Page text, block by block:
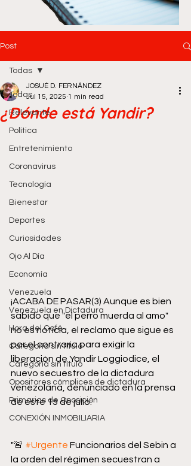
Post
Todas
Relevante
Política
Entretenimiento
Coronavirus
Tecnología
Bienestar
Deportes
Curiosidades
Ojo Al Día
Economía
Venezuela
Venezuela en Dictadura
Hora del Café
Categoría sin título
Categoría sin título
Opositores cómplices de dictadura
Primarias de Oposición
CONEXIÓN INMOBILIARIA
Todas
¿Dónde está Yandir?
JOSUÉ D. FERNÁNDEZ
Jul 15, 2025 1 min read
¡ACABA DE PASAR(3) Aunque es bien
sabido que "el perro muerda al amo"
no es noticia, el reclamo que sigue es
por el contrario para exigir la
liberación de Yandir Loggiodice, el
nuevo secuestro de la dictadura
venezolana, denunciado en la prensa
de este 15 de julio:
"🚨 #Urgente Funcionarios del Sebin a
la orden del régimen secuestran a